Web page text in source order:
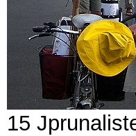
15